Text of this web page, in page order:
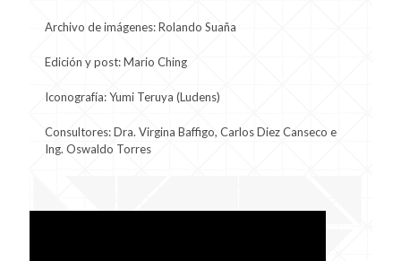
Archivo de imágenes: Rolando Suaña
Edición y post: Mario Ching
Iconografía: Yumi Teruya (Ludens)
Consultores: Dra. Virgina Baffigo, Carlos Diez Canseco e
Ing. Oswaldo Torres